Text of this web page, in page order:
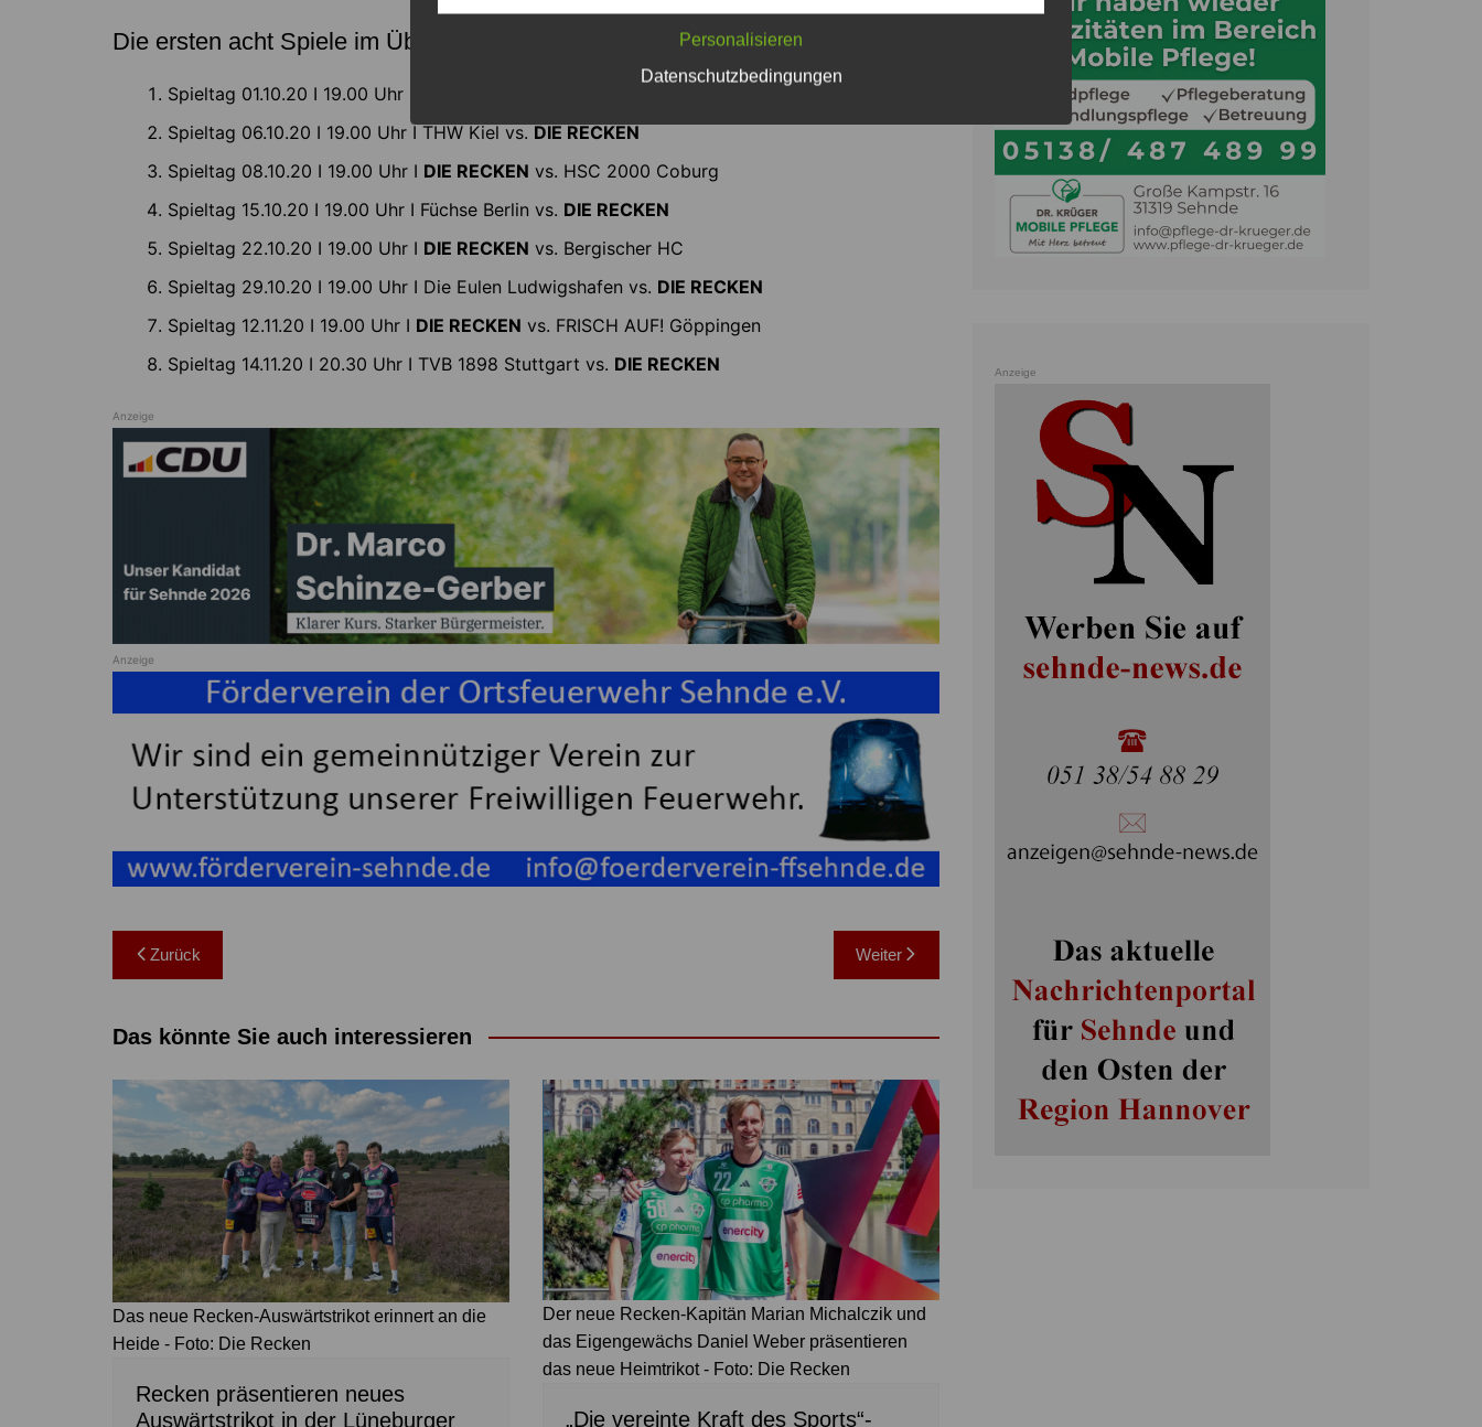
Die ersten acht Spiele im Überblick
Spieltag 01.10.20 I 19.00 Uhr I
Spieltag 06.10.20 I 19.00 Uhr I THW Kiel vs. DIE RECKEN
Spieltag 08.10.20 I 19.00 Uhr I DIE RECKEN vs. HSC 2000 Coburg
Spieltag 15.10.20 I 19.00 Uhr I Füchse Berlin vs. DIE RECKEN
Spieltag 22.10.20 I 19.00 Uhr I DIE RECKEN vs. Bergischer HC
Spieltag 29.10.20 I 19.00 Uhr I Die Eulen Ludwigshafen vs. DIE RECKEN
Spieltag 12.11.20 I 19.00 Uhr I DIE RECKEN vs. FRISCH AUF! Göppingen
Spieltag 14.11.20 I 20.30 Uhr I TVB 1898 Stuttgart vs. DIE RECKEN
Anzeige
Anzeige
Beitragsnavigation
Zurück Weiter
Das könnte Sie auch interessieren
Das neue Recken-Auswärtstrikot erinnert an die
Heide - Foto: Die Recken
Recken präsentieren neues
Auswärtstrikot in der Lüneburger
Der neue Recken-Kapitän Marian Michalczik und
das Eigengewächs Daniel Weber präsentieren
das neue Heimtrikot - Foto: Die Recken
„Die vereinte Kraft des Sports“-
Anzeige
Personalisieren
Datenschutzbedingungen